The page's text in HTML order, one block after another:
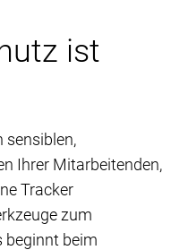
ist
sensiblen,
Ihrer Mitarbeitenden,
Tracker
zum
beginnt beim